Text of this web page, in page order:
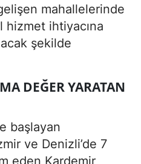
mahallelerinde
hizmet ihtiyacına
şekilde
DEĞER YARATAN
başlayan
ve Denizli’de 7
eden Kardemir